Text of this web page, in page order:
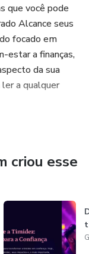
que você pode
Alcance seus
focado em
estar a finanças,
da sua
a qualquer
criou esse